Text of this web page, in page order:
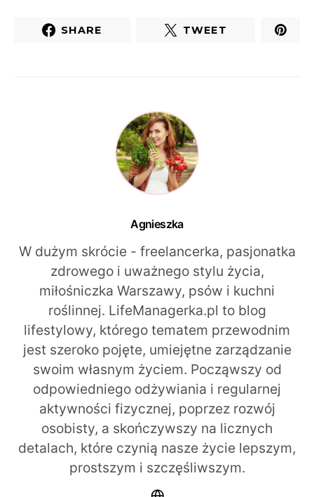
SHARE TWEET
Agnieszka
W dużym skrócie - freelancerka, pasjonatka
zdrowego i uważnego stylu życia,
miłośniczka Warszawy, psów i kuchni
roślinnej. LifeManagerka.pl to blog
lifestylowy, którego tematem przewodnim
jest szeroko pojęte, umiejętne zarządzanie
swoim własnym życiem. Począwszy od
odpowiedniego odżywiania i regularnej
aktywności fizycznej, poprzez rozwój
osobisty, a skończywszy na licznych
detalach, które czynią nasze życie lepszym,
prostszym i szczęśliwszym.